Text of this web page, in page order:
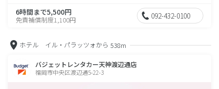
6時間まで5,500円
免責補償制度1,100円 092-432-0100
ホテル イル・パラッツォから 538m
バジェットレンタカー天神渡辺通店
福岡市中央区渡辺通5-22-3